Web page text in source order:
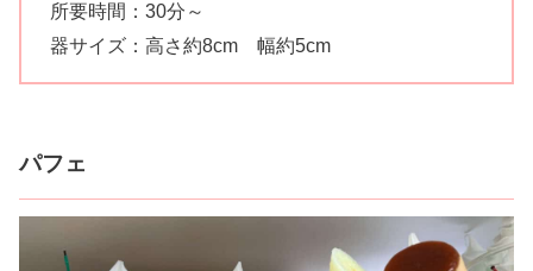
所要時間：30分～
器サイズ：高さ約8cm 幅約5cm
パフェ